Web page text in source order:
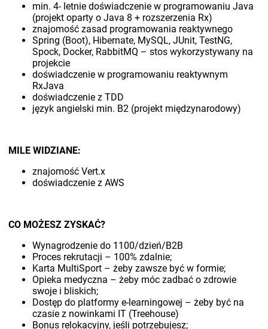
min. 4- letnie doświadczenie w programowaniu Java
(projekt oparty o Java 8 + rozszerzenia Rx)
znajomość zasad programowania reaktywnego
Spring (Boot), Hibernate, MySQL, JUnit, TestNG,
Spock, Docker, RabbitMQ – stos wykorzystywany na
projekcie
doświadczenie w programowaniu reaktywnym
RxJava
doświadczenie z TDD
język angielski min. B2 (projekt międzynarodowy)
MILE WIDZIANE:
znajomość Vert.x
doświadczenie z AWS
CO MOŻESZ ZYSKAĆ?
Wynagrodzenie do 1100/dzień/B2B
Proces rekrutacji – 100% zdalnie;
Karta MultiSport – żeby zawsze być w formie;
Opieka medyczna – żeby móc zadbać o zdrowie
swoje i bliskich;
Dostęp do platformy e-learningowej – żeby być na
czasie z nowinkami IT (Treehouse)
Bonus relokacyjny, jeśli potrzebujesz;